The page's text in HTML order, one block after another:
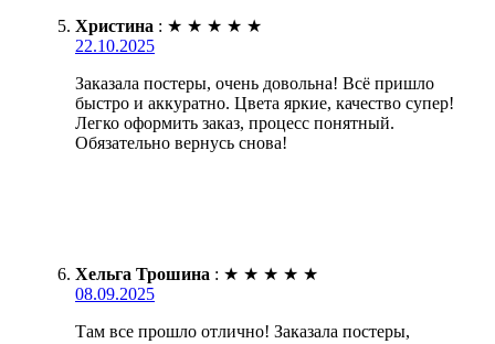
Христина : ★ ★ ★ ★ ★
22.10.2025
Заказала постеры, очень довольна! Всё пришло
быстро и аккуратно. Цвета яркие, качество супер!
Легко оформить заказ, процесс понятный.
Обязательно вернусь снова!
Хельга Трошина : ★ ★ ★ ★ ★
08.09.2025
Там все прошло отлично! Заказала постеры,